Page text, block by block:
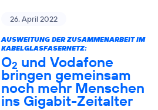
26. April 2022
AUSWEITUNG DER ZUSAMMENARBEIT IM
KABELGLASFASERNETZ:
O2 und Vodafone
bringen gemeinsam
noch mehr Menschen
ins Gigabit-Zeitalter